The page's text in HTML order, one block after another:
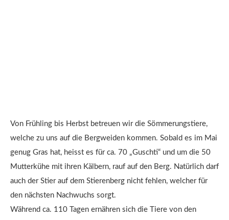
Von Frühling bis Herbst betreuen wir die Sömmerungstiere,
welche zu uns auf die Bergweiden kommen. Sobald es im Mai
genug Gras hat, heisst es für ca. 70 „Guschti“ und um die 50
Mutterkühe mit ihren Kälbern, rauf auf den Berg. Natürlich darf
auch der Stier auf dem Stierenberg nicht fehlen, welcher für
den nächsten Nachwuchs sorgt.
Während ca. 110 Tagen ernähren sich die Tiere von den